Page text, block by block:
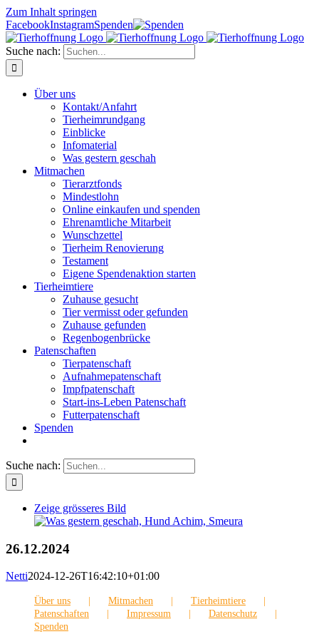
Zum Inhalt springen
FacebookInstagramSpenden
Suche nach:
Über uns
Kontakt/Anfahrt
Tierheimrundgang
Einblicke
Infomaterial
Was gestern geschah
Mitmachen
Tierarztfonds
Mindestlohn
Online einkaufen und spenden
Ehrenamtliche Mitarbeit
Wunschzettel
Tierheim Renovierung
Testament
Eigene Spendenaktion starten
Tierheimtiere
Zuhause gesucht
Tier vermisst oder gefunden
Zuhause gefunden
Regenbogenbrücke
Patenschaften
Tierpatenschaft
Aufnahmepatenschaft
Impfpatenschaft
Start-ins-Leben Patenschaft
Futterpatenschaft
Spenden
Suche nach:
Zeige grösseres Bild
26.12.2024
Netti2024-12-26T16:42:10+01:00
Über uns Mitmachen
Tierheimtiere
Patenschaften
Impressum
Datenschutz
Spenden